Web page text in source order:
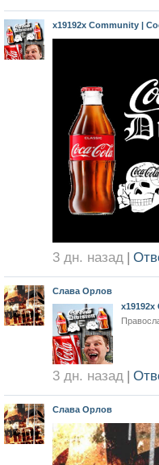
x19192x Community |
3 дн. назад |
Слава Орлов
x19192x
3 дн. назад |
Слава Орлов